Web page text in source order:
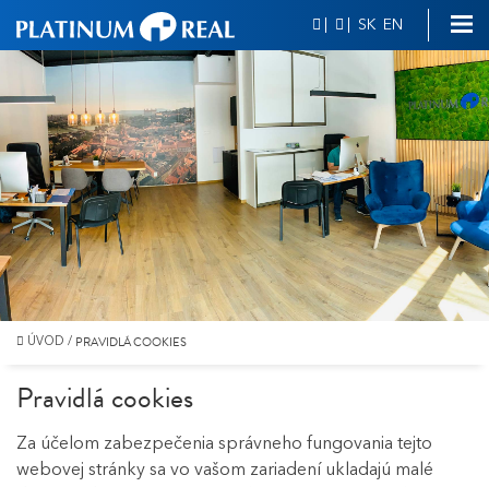
SK EN
ÚVOD / PRAVIDLÁ COOKIES
Pravidlá cookies
Za účelom zabezpečenia správneho fungovania tejto
webovej stránky sa vo vašom zariadení ukladajú malé